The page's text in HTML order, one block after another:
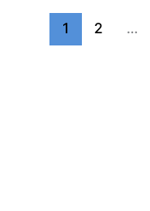
1 2 …